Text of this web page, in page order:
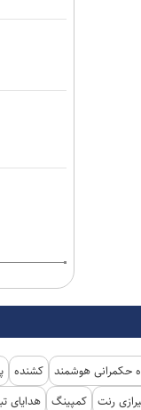
ترویج
آمریکا
سوخت
حکمرانی هوشمند کشنده
رنت کمپینگ هدایای